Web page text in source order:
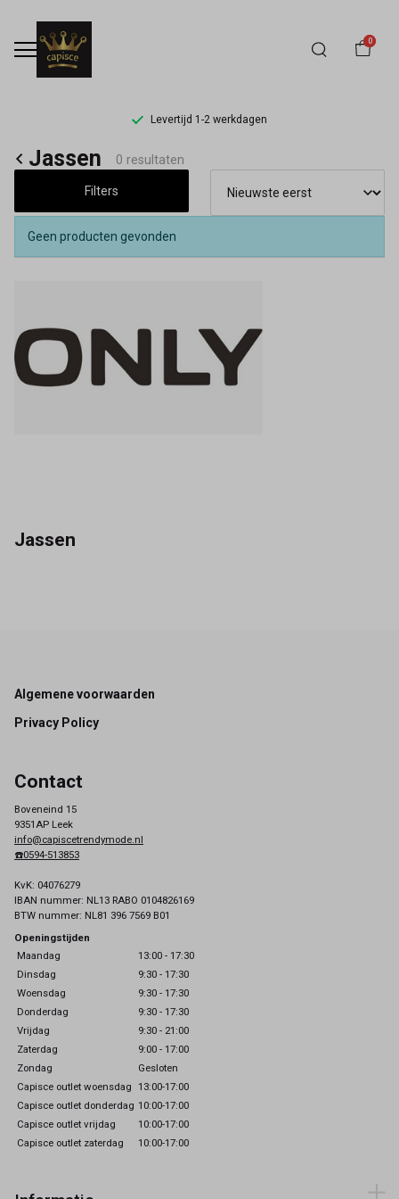
0
Levertijd 1-2 werkdagen
Jassen
Capisce
Mode
Jassen 0 resultaten
Filters
Geen producten gevonden
Jassen
Footer
Algemene voorwaarden
Privacy Policy
Contact
Boveneind 15
9351AP Leek
info@capiscetrendymode.nl
☎️0594-513853
KvK: 04076279
IBAN nummer: NL13 RABO 0104826169
BTW nummer: NL81 396 7569 B01
Openingstijden
Maandag
13:00 - 17:30
Dinsdag
9:30 - 17:30
Woensdag
9:30 - 17:30
Donderdag
9:30 - 17:30
Vrijdag
9:30 - 21:00
Zaterdag
9:00 - 17:00
Zondag
Gesloten
Capisce outlet woensdag 13:00-17:00
Capisce outlet donderdag 10:00-17:00
Capisce outlet vrijdag
10:00-17:00
Capisce outlet zaterdag
10:00-17:00